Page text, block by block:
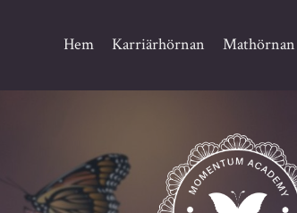
Hem Karriärhörnan Mathörnan